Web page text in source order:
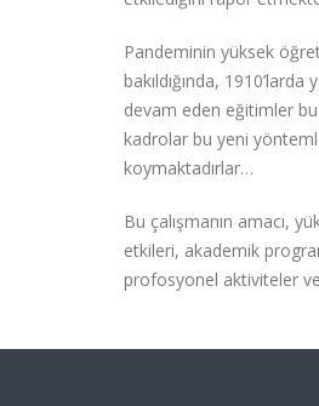
Pandeminin yüksek
bakıldığında,
devam eden eğitimler
kadrolar bu yeni
koymaktadırlar…
Bu çalışmanın amacı,
etkileri, akademik
profosyonel aktiviteler